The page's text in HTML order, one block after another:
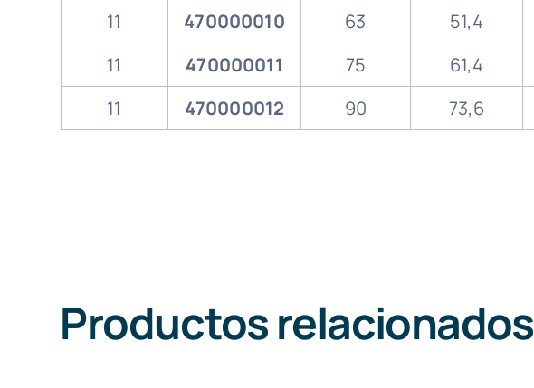
11
470000010 63 51,4
11
470000011 75 61,4
11
470000012 90 73,6
Productos relacionados